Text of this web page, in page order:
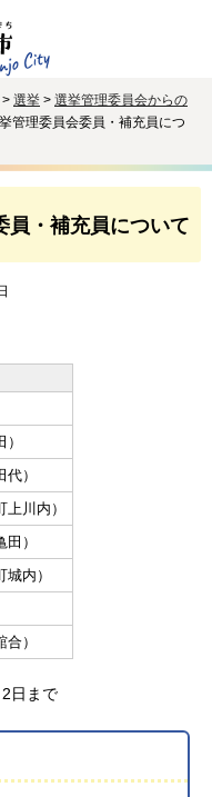
> 選挙 > 選挙管理委員会からの
管理委員会委員・補充員につ
員・補充員について
）
川内）
）
内）
）
日まで